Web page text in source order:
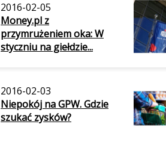
2016-02-05
Money.pl z
przymrużeniem oka: W
styczniu na giełdzie...
2016-02-03
Niepokój na GPW. Gdzie
szukać zysków?